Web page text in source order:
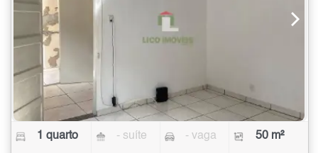
1 quarto - suíte - vaga 50 m²